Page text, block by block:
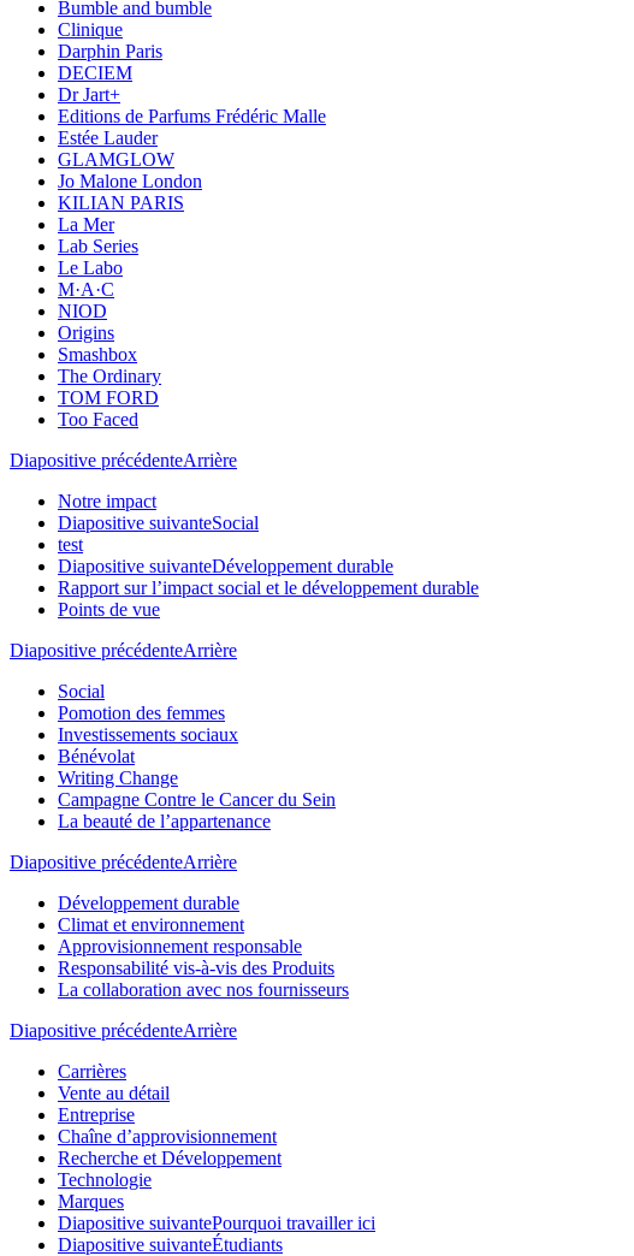
Bumble and bumble
Clinique
Darphin Paris
DECIEM
Dr Jart+
Editions de Parfums Frédéric Malle
Estée Lauder
GLAMGLOW
Jo Malone London
KILIAN PARIS
La Mer
Lab Series
Le Labo
M·A·C
NIOD
Origins
Smashbox
The Ordinary
TOM FORD
Too Faced
Diapositive précédenteArrière
Notre impact
Diapositive suivanteSocial
test
Diapositive suivanteDéveloppement durable
Rapport sur l’impact social et le développement durable
Points de vue
Diapositive précédenteArrière
Social
Pomotion des femmes
Investissements sociaux
Bénévolat
Writing Change
Campagne Contre le Cancer du Sein
La beauté de l’appartenance
Diapositive précédenteArrière
Développement durable
Climat et environnement
Approvisionnement responsable
Responsabilité vis-à-vis des Produits
La collaboration avec nos fournisseurs
Diapositive précédenteArrière
Carrières
Vente au détail
Entreprise
Chaîne d’approvisionnement
Recherche et Développement
Technologie
Marques
Diapositive suivantePourquoi travailler ici
Diapositive suivanteÉtudiants